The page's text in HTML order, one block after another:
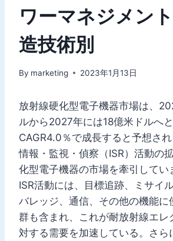
ワーマネジメン
造技術別
By marketing 2023年1月13日
放射線硬化型電子機器市場は、
ルから2027年には18億米ドルへ
CAGR4.0％で成長すると予想さ
情報・監視・偵察（ISR）活動の
化型電子機器の市場を牽引してい
ISR活動には、目標追跡、ミサイ
バレッジ、通信、その他の機能に
群も含まれ、これが耐放射線エレ
対する需要を加速している。さら